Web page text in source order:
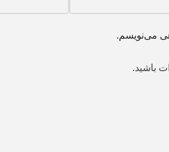
می‌نویسم.
باشید.